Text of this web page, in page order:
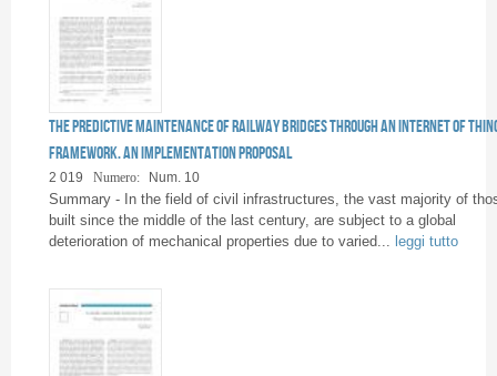
The predictive maintenance of railway bridges through an Internet of
framework. An implementation proposal
2 019 Numero: Num. 10
Summary - In the field of civil infrastructures, the vast majority of
built since the middle of the last century, are subject to a global
deterioration of mechanical properties due to varied... leggi tutto